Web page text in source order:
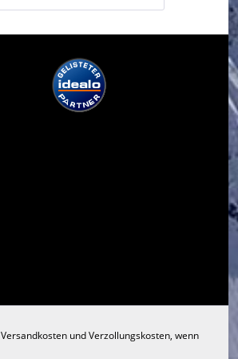
Versandkostenund Verzollungskosten, wenn